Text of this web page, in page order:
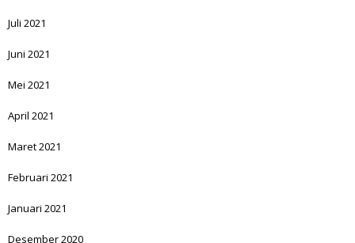
Juli 2021
Juni 2021
Mei 2021
April 2021
Maret 2021
Februari 2021
Januari 2021
Desember 2020